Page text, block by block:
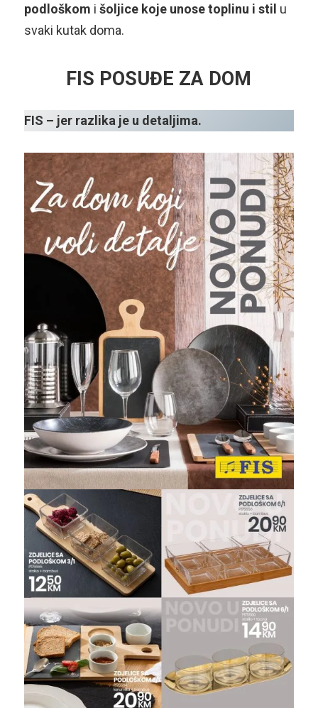
podloškom i šoljice koje unose toplinu i stil u
svaki kutak doma.
FIS POSUĐE ZA DOM
FIS – jer razlika je u detaljima.